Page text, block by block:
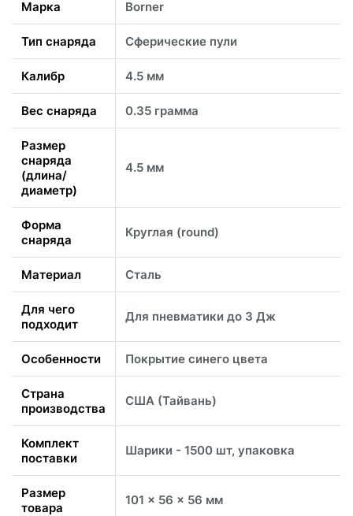
Марка Borner
Тип снаряда Сферические пули
Калибр 4.5 мм
Вес снаряда 0.35 грамма
Размер
снаряда
(длина/
диаметр)
4.5 мм
Форма
снаряда
Круглая (round)
Материал Cталь
Для чего
подходит
Для пневматики до 3 Дж
Особенности Покрытие синего цвета
Страна
производства
США (Тайвань)
Комплект
поставки
Шарики - 1500 шт, упаковка
Размер
товара
101 x 56 x 56 мм